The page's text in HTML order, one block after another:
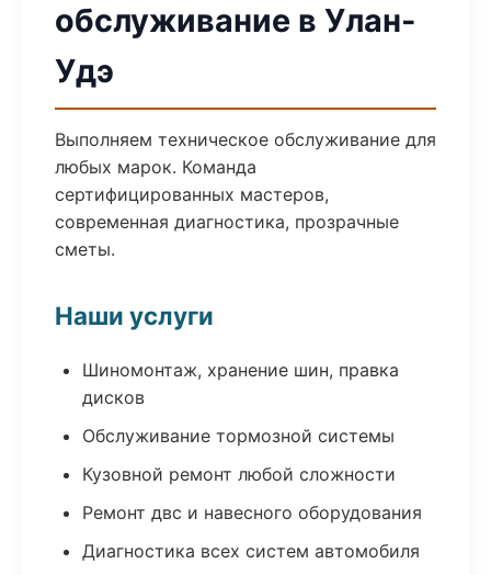
обслуживание в Улан-
Удэ
Выполняем техническое обслуживание для
любых марок. Команда
сертифицированных мастеров,
современная диагностика, прозрачные
сметы.
Наши услуги
Шиномонтаж, хранение шин, правка
дисков
Обслуживание тормозной системы
Кузовной ремонт любой сложности
Ремонт двс и навесного оборудования
Диагностика всех систем автомобиля